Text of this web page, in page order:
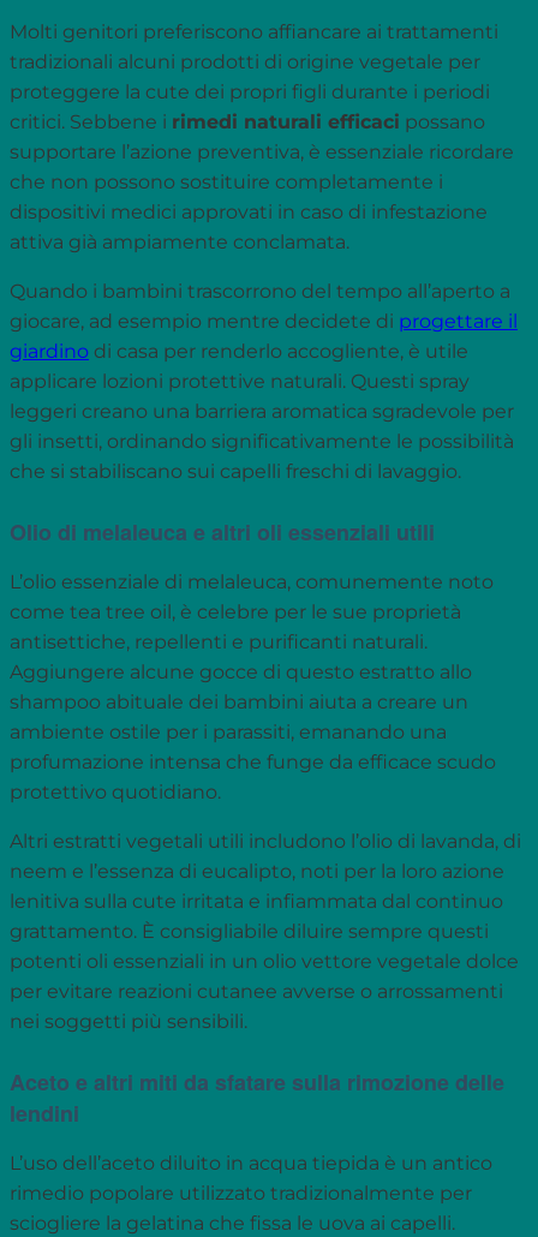
Molti genitori preferiscono affiancare ai trattamenti
tradizionali alcuni prodotti di origine vegetale per
proteggere la cute dei propri figli durante i periodi
critici. Sebbene i rimedi naturali efficaci possano
supportare l’azione preventiva, è essenziale ricordare
che non possono sostituire completamente i
dispositivi medici approvati in caso di infestazione
attiva già ampiamente conclamata.
Quando i bambini trascorrono del tempo all’aperto a
giocare, ad esempio mentre decidete di progettare il
giardino di casa per renderlo accogliente, è utile
applicare lozioni protettive naturali. Questi spray
leggeri creano una barriera aromatica sgradevole per
gli insetti, ordinando significativamente le possibilità
che si stabiliscano sui capelli freschi di lavaggio.
Olio di melaleuca e altri oli essenziali utili
L’olio essenziale di melaleuca, comunemente noto
come tea tree oil, è celebre per le sue proprietà
antisettiche, repellenti e purificanti naturali.
Aggiungere alcune gocce di questo estratto allo
shampoo abituale dei bambini aiuta a creare un
ambiente ostile per i parassiti, emanando una
profumazione intensa che funge da efficace scudo
protettivo quotidiano.
Altri estratti vegetali utili includono l’olio di lavanda, di
neem e l’essenza di eucalipto, noti per la loro azione
lenitiva sulla cute irritata e infiammata dal continuo
grattamento. È consigliabile diluire sempre questi
potenti oli essenziali in un olio vettore vegetale dolce
per evitare reazioni cutanee avverse o arrossamenti
nei soggetti più sensibili.
Aceto e altri miti da sfatare sulla rimozione delle
lendini
L’uso dell’aceto diluito in acqua tiepida è un antico
rimedio popolare utilizzato tradizionalmente per
sciogliere la gelatina che fissa le uova ai capelli.